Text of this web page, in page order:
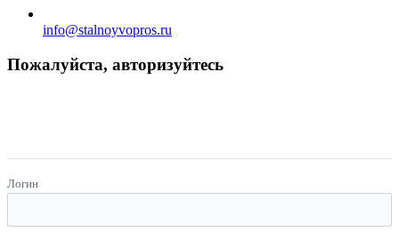
info@stalnoyvopros.ru
Пожалуйста, авторизуйтесь
Логин